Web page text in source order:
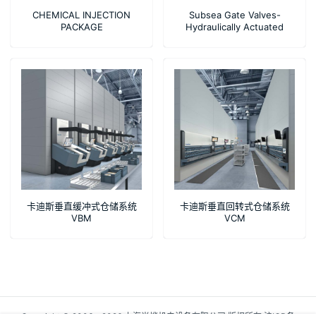
CHEMICAL INJECTION
PACKAGE
Subsea Gate Valves-
Hydraulically Actuated
卡迪斯垂直缓冲式仓储系统
VBM
卡迪斯垂直回转式仓储系统
VCM